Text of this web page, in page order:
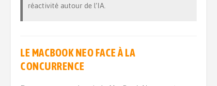
réactivité autour de l’IA.
LE MACBOOK NEO FACE À LA
CONCURRENCE